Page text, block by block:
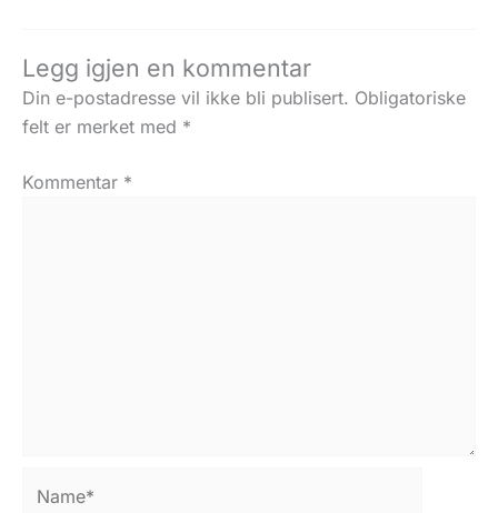
Legg igjen en kommentar
Din e-postadresse vil ikke bli publisert. Obligatoriske
felt er merket med *
Kommentar *